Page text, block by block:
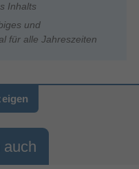
Inhalts
und
für alle Jahreszeiten
immer sicher verstaut
Die Egret Easy Bag ist
entspannte Tour genießt,
wasserabweisendem